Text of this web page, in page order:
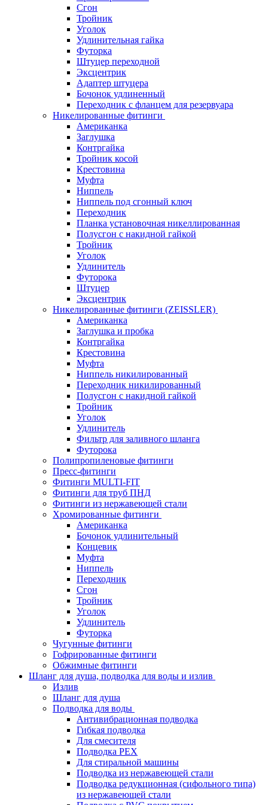
Сгон
Тройник
Уголок
Удлинительная гайка
Футорка
Штуцер переходной
Эксцентрик
Адаптер штуцера
Бочонок удлиненный
Переходник с фланцем для резервуара
Никелированные фитинги
Американка
Заглушка
Контргайка
Тройник косой
Крестовина
Муфта
Ниппель
Ниппель под сгонный ключ
Переходник
Планка установочная никеллированная
Полусгон с накидной гайкой
Тройник
Уголок
Удлинитель
Футорока
Штуцер
Эксцентрик
Никелированные фитинги (ZEISSLER)
Американка
Заглушка и пробка
Контргайка
Крестовина
Муфта
Ниппель никилированный
Переходник никилированный
Полусгон с накидной гайкой
Тройник
Уголок
Удлинитель
Фильтр для заливного шланга
Футорока
Полипропиленовые фитинги
Пресс-фитинги
Фитинги MULTI-FIT
Фитинги для труб ПНД
Фитинги из нержавеющей стали
Хромированные фитинги
Американка
Бочонок удлинительный
Концевик
Муфта
Ниппель
Переходник
Сгон
Тройник
Уголок
Удлинитель
Футорка
Чугунные фитинги
Гофрированные фитинги
Обжимные фитинги
Шланг для душа, подводка для воды и излив
Излив
Шланг для душа
Подводка для воды
Антивибрационная подводка
Гибкая подводка
Для смесителя
Подводка PEX
Для стиральной машины
Подводка из нержавеющей стали
Подводка редукционная (сифольного типа)
из нержавеющей стали